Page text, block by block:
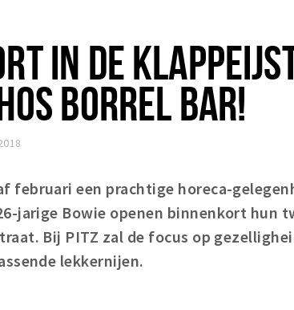
IN DE
BORREL BAR!
februari een prachtige horeca-
jarige Bowie openen binnenkort hun
Bij PITZ zal de focus op
lekkernijen.